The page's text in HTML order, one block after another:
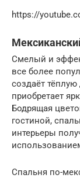
https://
Смелый и
все более
создаёт
приобретает
Бодрящая
гостиной,
интерьеры
Спальня по-